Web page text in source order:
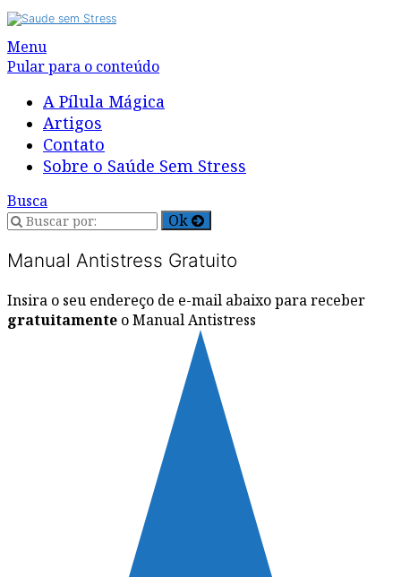
Alternar
navegação
Menu
Pular para o conteúdo
A Pílula Mágica
Artigos
Contato
Sobre o Saúde Sem Stress
Busca
Manual Antistress Gratuito
Insira o seu endereço de e-mail abaixo para receber
gratuitamente o Manual Antistress